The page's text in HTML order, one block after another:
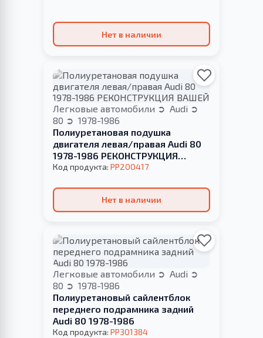
Нет в наличии
Легковые автомобили
Audi
80
1978-1986
Полиуретановая подушка
двигателя левая/правая Audi 80
1978-1986 РЕКОНСТРУКЦИЯ
ВАШЕЙ
Код продукта: PP200417
Нет в наличии
Легковые автомобили
Audi
80
1978-1986
Полиуретановый сайлентблок
переднего подрамника задний
Audi 80 1978-1986
Код продукта: PP301384